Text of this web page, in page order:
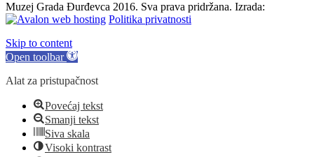
Muzej Grada Đurđevca 2016. Sva prava pridržana. Izrada:
Politika privatnosti
Skip to content
Open toolbar
Alat za pristupačnost
Povećaj tekst
Smanji tekst
Siva skala
Visoki kontrast